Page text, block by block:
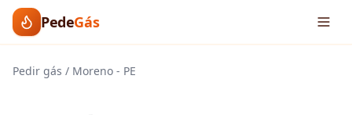
PedeGás
Pedir gás / Moreno - PE